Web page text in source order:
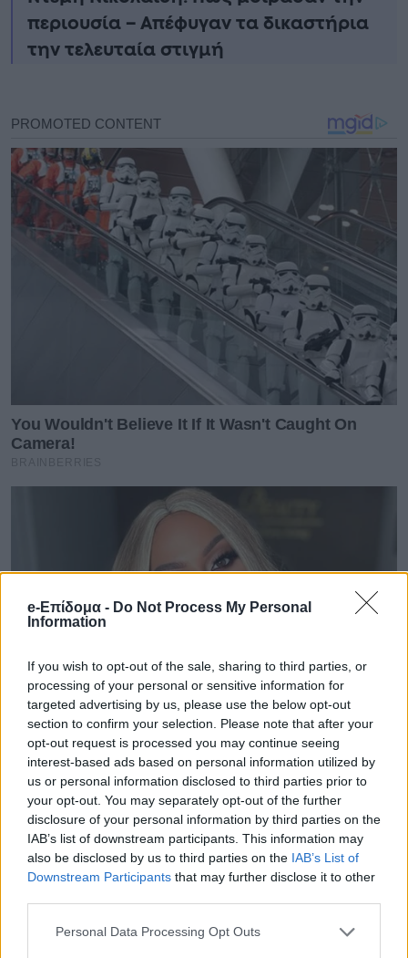
e-Επίδομα - Do Not Process My Personal
Information
If you wish to opt-out of the sale, sharing to third parties, or
processing of your personal or sensitive information for
targeted advertising by us, please use the below opt-out
section to confirm your selection. Please note that after your
opt-out request is processed you may continue seeing
interest-based ads based on personal information utilized by
us or personal information disclosed to third parties prior to
your opt-out. You may separately opt-out of the further
disclosure of your personal information by third parties on the
IAB’s list of downstream participants. This information may
also be disclosed by us to third parties on the IAB’s List of
Downstream Participants that may further disclose it to other
Personal Data Processing Opt Outs
περιουσία – Απέφυγαν τα δικαστήρια
την τελευταία στιγμή